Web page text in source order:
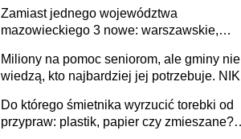
Zamiast jednego województwa
mazowieckiego 3 nowe: warszawskie,
Europie nie ma tak dużych jednostek
stołecznych
Miliony na pomoc seniorom, ale gminy nie
wiedzą, kto najbardziej jej potrzebuje. NIK
Do którego śmietnika wyrzucić torebki od
przypraw: plastik, papier czy zmieszane?